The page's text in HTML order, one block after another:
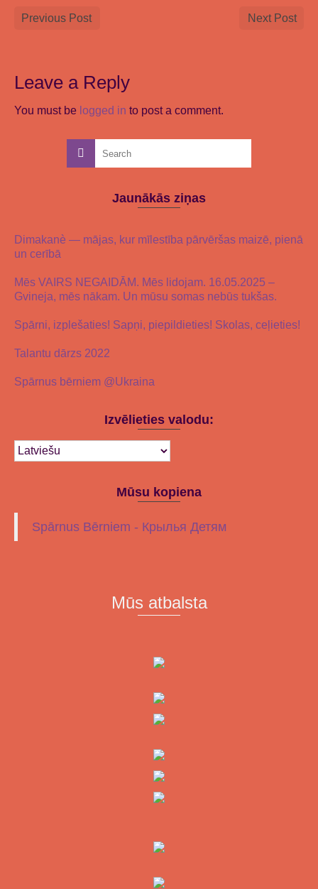
Previous Post Next Post
Leave a Reply
You must be logged in to post a comment.
Jaunākās ziņas
Dimakanè — mājas, kur mīlestība pārvēršas maizē, pienā
un cerībā
Mēs VAIRS NEGAIDĀM. Mēs lidojam. 16.05.2025 –
Gvineja, mēs nākam. Un mūsu somas nebūs tukšas.
Spārni, izplešaties! Sapņi, piepildieties! Skolas, ceļieties!
Talantu dārzs 2022
Spārnus bērniem @Ukraina
Izvēlieties valodu:
Mūsu kopiena
Spārnus Bērniem - Крылья Детям
Mūs atbalsta